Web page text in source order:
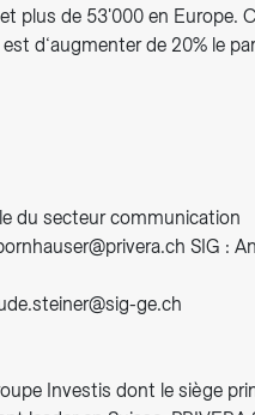
plus de 53'000 en Europe.
d‘augmenter de 20% le
du secteur communication
SIG :
ge.ch
Investis dont le siège